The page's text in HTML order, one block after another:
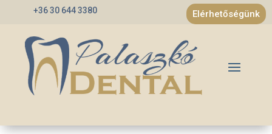
+36 30 644 3380 Elérhetőségünk